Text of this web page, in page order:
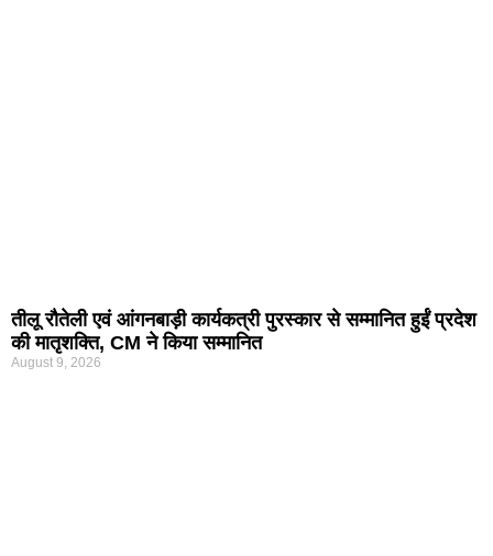
तीलू रौतेली एवं आंगनबाड़ी कार्यकत्री पुरस्कार से सम्मानित हुईं प्रदेश
की मातृशक्ति, CM ने किया सम्मानित
August 9, 2026